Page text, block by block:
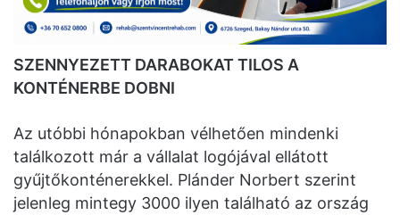
SZENNYEZETT DARABOKAT TILOS A
KONTÉNERBE DOBNI
Az utóbbi hónapokban vélhetően mindenki
találkozott már a vállalat logójával ellátott
gyűjtőkonténerekkel. Plánder Norbert szerint
jelenleg mintegy 3000 ilyen található az ország